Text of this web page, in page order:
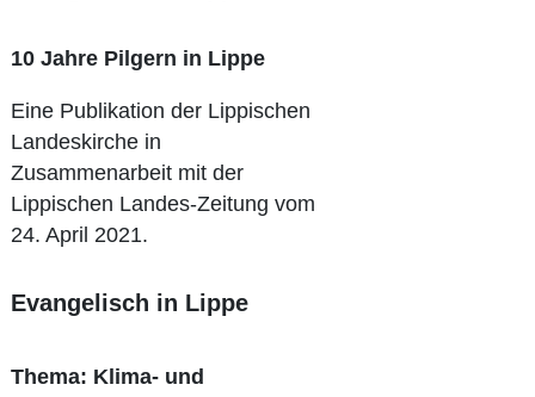
10 Jahre Pilgern in Lippe
Eine Publikation der Lippischen
Landeskirche in
Zusammenarbeit mit der
Lippischen Landes-Zeitung vom
24. April 2021.
Evangelisch in Lippe
Thema: Klima- und